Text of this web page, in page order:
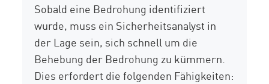
Sobald eine Bedrohung identifiziert
wurde, muss ein Sicherheitsanalyst in
der Lage sein, sich schnell um die
Behebung der Bedrohung zu kümmern.
Dies erfordert die folgenden Fähigkeiten: